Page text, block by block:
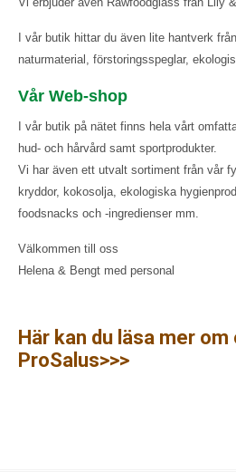
I vår butik hittar du även lite hantverk
naturmaterial, förstoringsspeglar,
Vår Web-shop
I vår butik på nätet finns hela vårt
hud- och hårvård samt sportprodukter.
Vi har även ett utvalt sortiment från vår
kryddor, kokosolja, ekologiska
foodsnacks och -ingredienser mm.
Välkommen till oss
Helena & Bengt med personal
Här kan du läsa mer
ProSalus>>>